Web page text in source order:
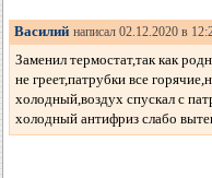
Василий написал 02.12.2020 в
Заменил термостат,так как
не греет,патрубки все
холодный,воздух спускал с
холодный антифриз слабо